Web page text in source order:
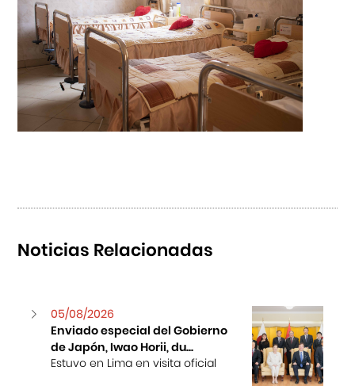
Noticias Relacionadas
05/08/2026
Enviado especial del Gobierno
de Japón, Iwao Horii, du...
Estuvo en Lima en visita oficial